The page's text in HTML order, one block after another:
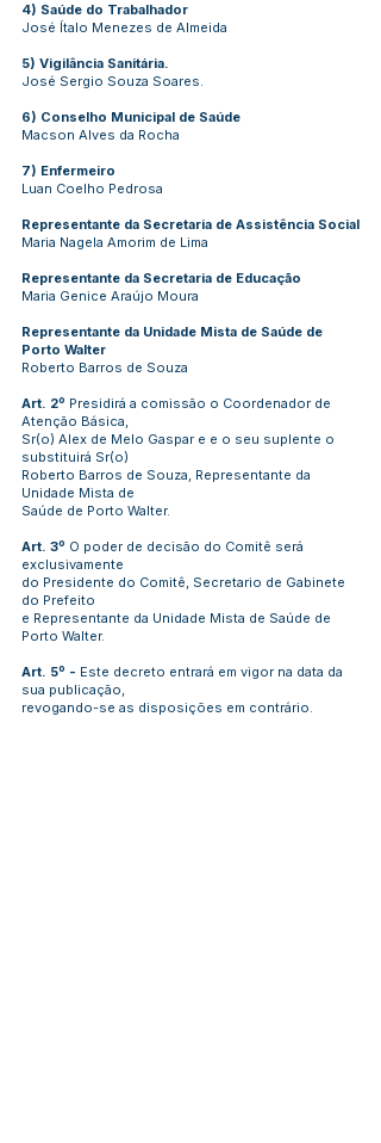
4) Saúde do Trabalhador
José Ítalo Menezes de Almeida
5) Vigilância Sanitária.
José Sergio Souza Soares.
6) Conselho Municipal de Saúde
Macson Alves da Rocha
7) Enfermeiro
Luan Coelho Pedrosa
Representante da Secretaria de Assistência Social
Maria Nagela Amorim de Lima
Representante da Secretaria de Educação
Maria Genice Araújo Moura
Representante da Unidade Mista de Saúde de
Porto Walter
Roberto Barros de Souza
Art. 2º Presidirá a comissão o Coordenador de
Atenção Básica,
Sr(o) Alex de Melo Gaspar e e o seu suplente o
substituirá Sr(o)
Roberto Barros de Souza, Representante da
Unidade Mista de
Saúde de Porto Walter.
Art. 3º O poder de decisão do Comitê será
exclusivamente
do Presidente do Comitê, Secretario de Gabinete
do Prefeito
e Representante da Unidade Mista de Saúde de
Porto Walter.
Art. 5º - Este decreto entrará em vigor na data da
sua publicação,
revogando-se as disposições em contrário.